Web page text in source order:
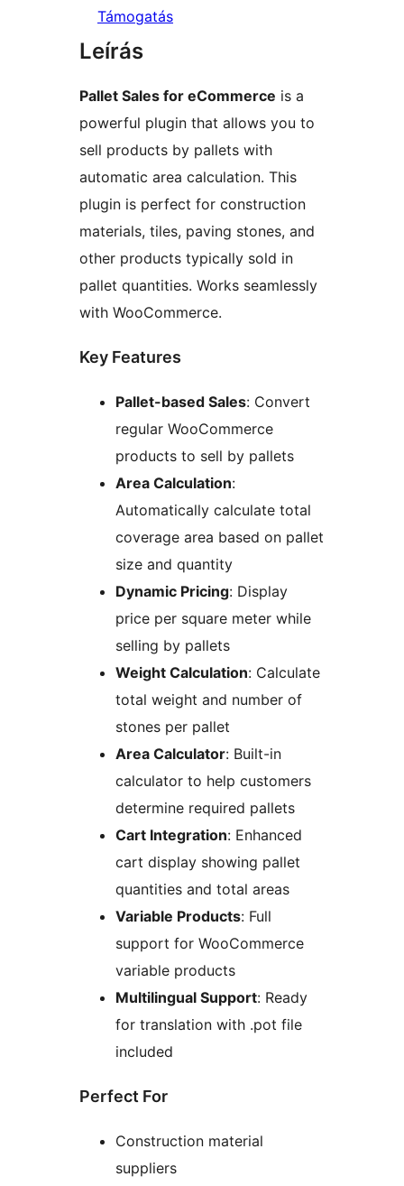
Támogatás
Leírás
Pallet Sales for eCommerce is a
powerful plugin that allows you to
sell products by pallets with
automatic area calculation. This
plugin is perfect for construction
materials, tiles, paving stones, and
other products typically sold in
pallet quantities. Works seamlessly
with WooCommerce.
Key Features
Pallet-based Sales: Convert
regular WooCommerce
products to sell by pallets
Area Calculation:
Automatically calculate total
coverage area based on pallet
size and quantity
Dynamic Pricing: Display
price per square meter while
selling by pallets
Weight Calculation: Calculate
total weight and number of
stones per pallet
Area Calculator: Built-in
calculator to help customers
determine required pallets
Cart Integration: Enhanced
cart display showing pallet
quantities and total areas
Variable Products: Full
support for WooCommerce
variable products
Multilingual Support: Ready
for translation with .pot file
included
Perfect For
Construction material
suppliers